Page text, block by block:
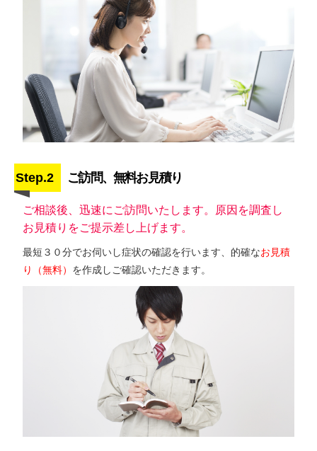
Step.2 ご訪問、無料お見積り
ご相談後、迅速にご訪問いたします。原因を調査し
お見積りをご提示差し上げます。
最短３０分でお伺いし症状の確認を行います、的確なお見積
り（無料） を作成しご確認いただきます。